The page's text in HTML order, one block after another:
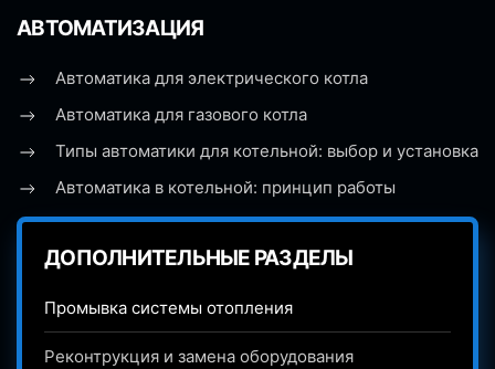
АВТОМАТИЗАЦИЯ
Автоматика для электрического котла
Автоматика для газового котла
Типы автоматики для котельной: выбор и установка
Автоматика в котельной: принцип работы
ДОПОЛНИТЕЛЬНЫЕ РАЗДЕЛЫ
Промывка системы отопления
Реконтрукция и замена оборудования